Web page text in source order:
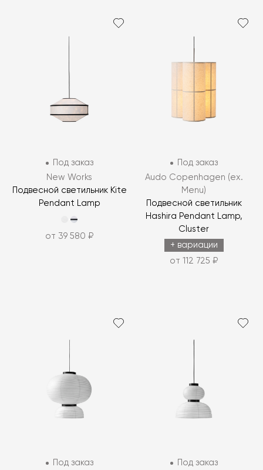
Под заказ
New Works
Подвесной светильник Kite
Pendant Lamp
от 39 580 ₽
Под заказ
Audo Copenhagen (ex.
Menu)
Подвесной светильник
Hashira Pendant Lamp,
Cluster
+ вариации
от 112 725 ₽
Под заказ
Под заказ